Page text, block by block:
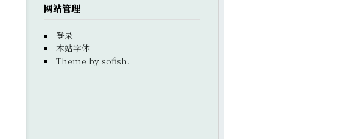
网站管理
登录
本站字体
Theme by sofish.